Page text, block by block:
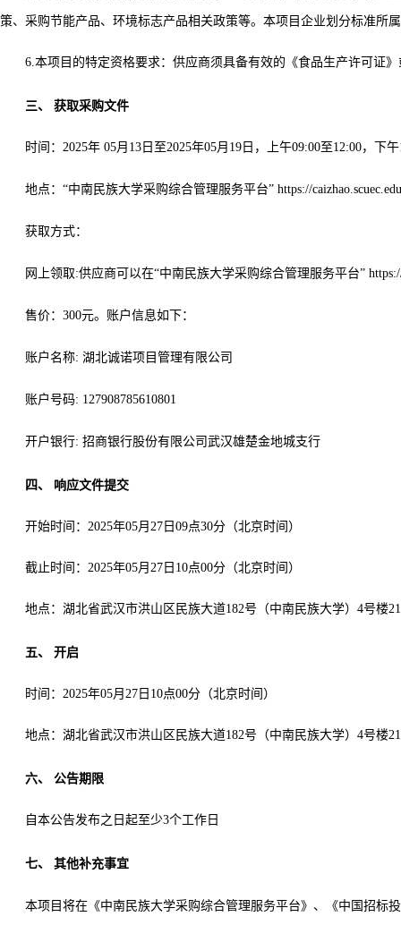
策、采购节能产品、环境标志产品相关政策等。本项目企业划分标准所
6.本项目的特定资格要求：供应商须具备有效的《食品生产许可证
三、 获取采购文件
时间： 2025年 05月 13 日至2025年05月 19 日，上午09:00至12:00，下
地点： “中南民族大学采购综合管理服务平台” https://
获取方式：
网上领取:供应商可以在“中南民族大学采购综合管理服务平台”
售价： 300元。 账户信息如下：
账户名称: 湖北诚诺项目管理有限公司
账户号码: 127908785610801
开户银行: 招商银行股份有限公司武汉雄楚金地城支行
四、 响应文件提交
开始时间： 2025年05月 27 日 09点30分（北京时间）
截止时间： 2025年05月27日10点00分 （北京时间）
地点： 湖北省武汉市洪山区民族大道182号（中南民族大学）4号楼
五、 开启
时间： 2025年05月27日10点00分 （北京时间）
地点： 湖北省武汉市洪山区民族大道182号（中南民族大学）4号楼
六、 公告期限
自本公告发布之日起至少3个工作日
七、 其他补充事宜
本项目将在《中南民族大学采购综合管理服务平台》、《中国 招标